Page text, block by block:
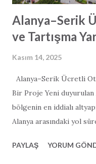
Alanya–Serik
ve Tartışma
Kasım 14, 2025
Alanya–Serik Ücretli
Bir Proje Yeni
bölgenin en iddialı
Alanya arasındaki yol
ölçüde azaltılmış yol
PAYLAŞ YORUM